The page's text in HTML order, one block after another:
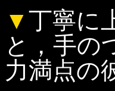
▼丁寧に
と，手の
力満点の